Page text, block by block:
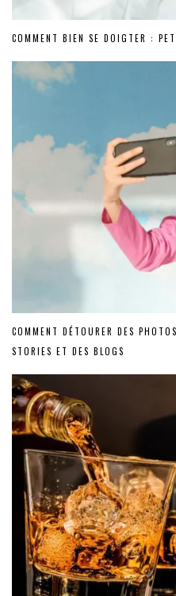
COMMENT BIEN SE DOIGTER :
COMMENT DÉTOURER DES
STORIES ET DES BLOGS